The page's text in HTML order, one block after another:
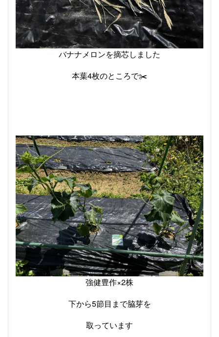
バナナメロンを摘芯しました
本葉4枚のところで✂️
強健豊作×2株
下から5節目まで脇芽を
取っています